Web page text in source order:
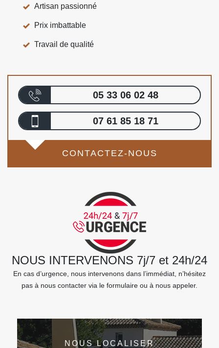
Artisan passionné
Prix imbattable
Travail de qualité
05 33 06 02 48
07 61 85 18 71
CONTACTEZ-NOUS
NOUS INTERVENONS 7j/7 et 24h/24
En cas d’urgence, nous intervenons dans l’immédiat, n’hésitez
pas à nous contacter via le formulaire ou à nous appeler.
NOUS LOCALISER